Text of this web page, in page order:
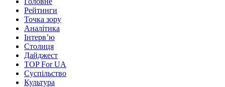
Рейтинги
Точка зору
Аналітика
Інтерв’ю
Столиця
Дайджест
TOP For UA
Суспiльство
Культура